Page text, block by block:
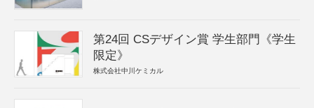
第24回 CSデザイン賞 学生部門《学生
限定》
株式会社中川ケミカル